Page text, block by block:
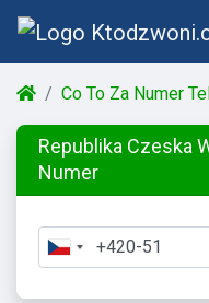
Co To Za Numer
Republika Czeska
Numer